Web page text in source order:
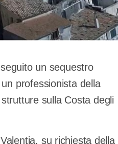
un sequestro
professionista della
sulla Costa degli
su richiesta della